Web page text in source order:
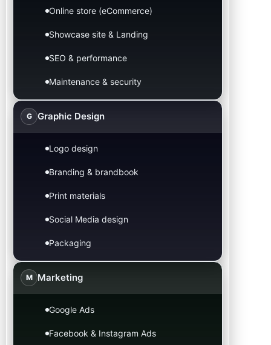
Online store (eCommerce)
Showcase site & Landing
SEO & performance
Maintenance & security
G Graphic Design
Logo design
Branding & brandbook
Print materials
Social Media design
Packaging
M Marketing
Google Ads
Facebook & Instagram Ads